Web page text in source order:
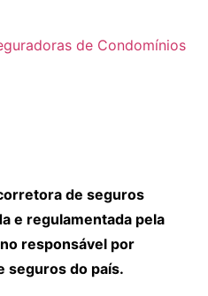
de Condomínios
de seguros
e regulamentada pela
responsável por
seguros do país.